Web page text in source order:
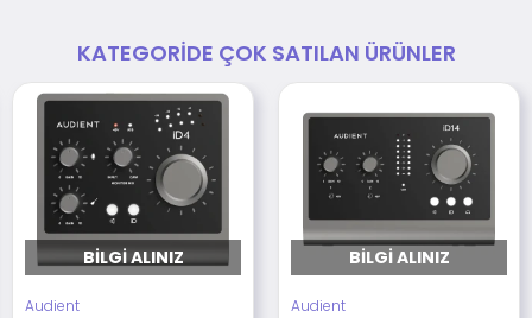
KATEGORIDE ÇOK SATILAN ÜRÜNLER
BILGI ALINIZ
Audient
BILGI ALINIZ
Audient